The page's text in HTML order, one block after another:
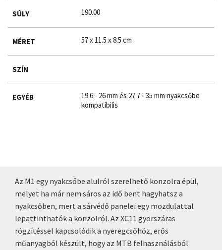
SÚLY 190.00
MÉRET 57 x 11.5 x 8.5 cm
SZÍN
EGYÉB
19.6 - 26 mm és 27.7 - 35 mm nyakcsőbe
kompatibilis
Az M1 egy nyakcsőbe alulról szerelhető konzolra épül,
melyet ha már nem sáros az idő bent hagyhatsz a
nyakcsőben, mert a sárvédő panelei egy mozdulattal
lepattinthatók a konzolról. Az XC11 gyorszáras
rögzítéssel kapcsolódik a nyeregcsőhöz, erős
műanyagból készült, hogy az MTB felhasználásból